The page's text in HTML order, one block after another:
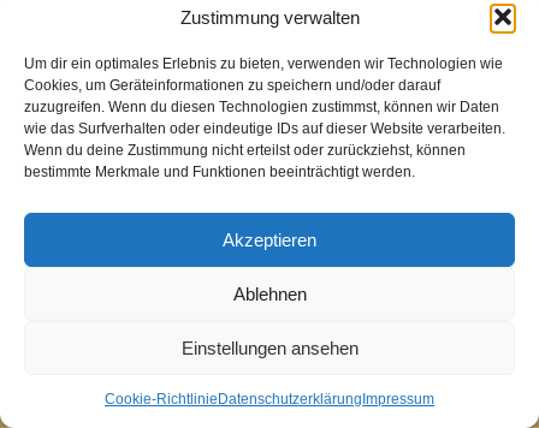
Zustimmung verwalten
Um dir ein optimales Erlebnis zu bieten, verwenden wir Technologien wie
Cookies, um Geräteinformationen zu speichern und/oder darauf
zuzugreifen. Wenn du diesen Technologien zustimmst, können wir Daten
wie das Surfverhalten oder eindeutige IDs auf dieser Website verarbeiten.
Wenn du deine Zustimmung nicht erteilst oder zurückziehst, können
bestimmte Merkmale und Funktionen beeinträchtigt werden.
Akzeptieren
Ablehnen
Einstellungen ansehen
Cookie-Richtlinie Datenschutzerklärung Impressum
BdP Stamm Sirius Köln